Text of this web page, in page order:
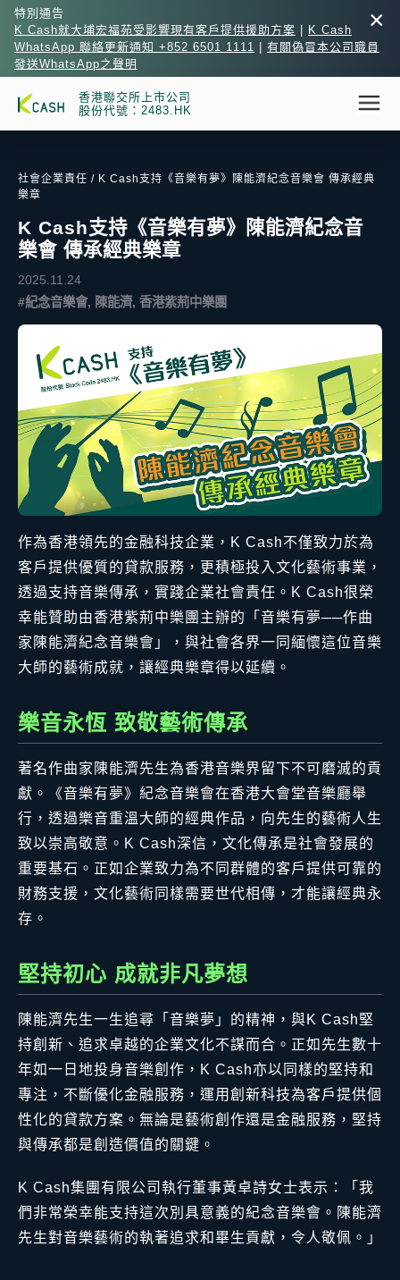
×
特別通告
K Cash就大埔宏福苑受影響現有客戶提供援助方案
K Cash
WhatsApp 聯絡更新通知 +852 6501 1111
有關偽冒本公司職員
發送WhatsApp之聲明
香港聯交所上市公司
股份代號：2483.HK
社會企業責任 / K Cash支持《音樂有夢》陳能濟紀念音樂會 傳承經典
樂章
K Cash支持《音樂有夢》陳能濟紀念音
樂會 傳承經典樂章
2025.11.24
#紀念音樂會, 陳能濟, 香港紫荊中樂團
作為香港領先的金融科技企業，K Cash不僅致力於為
客戶提供優質的貸款服務，更積極投入文化藝術事業，
透過支持音樂傳承，實踐企業社會責任。K Cash很榮
幸能贊助由香港紫荊中樂團主辦的「音樂有夢──作曲
家陳能濟紀念音樂會」，與社會各界一同緬懷這位音樂
大師的藝術成就，讓經典樂章得以延續。
樂音永恆 致敬藝術傳承
著名作曲家陳能濟先生為香港音樂界留下不可磨滅的貢
獻。《音樂有夢》紀念音樂會在香港大會堂音樂廳舉
行，透過樂音重溫大師的經典作品，向先生的藝術人生
致以崇高敬意。K Cash深信，文化傳承是社會發展的
重要基石。正如企業致力為不同群體的客戶提供可靠的
財務支援，文化藝術同樣需要世代相傳，才能讓經典永
存。
堅持初心 成就非凡夢想
陳能濟先生一生追尋「音樂夢」的精神，與K Cash堅
持創新、追求卓越的企業文化不謀而合。正如先生數十
年如一日地投身音樂創作，K Cash亦以同樣的堅持和
專注，不斷優化金融服務，運用創新科技為客戶提供個
性化的貸款方案。無論是藝術創作還是金融服務，堅持
與傳承都是創造價值的關鍵。
K Cash集團有限公司執行董事黃卓詩女士表示：「我
們非常榮幸能支持這次別具意義的紀念音樂會。陳能濟
先生對音樂藝術的執著追求和畢生貢獻，令人敬佩。」